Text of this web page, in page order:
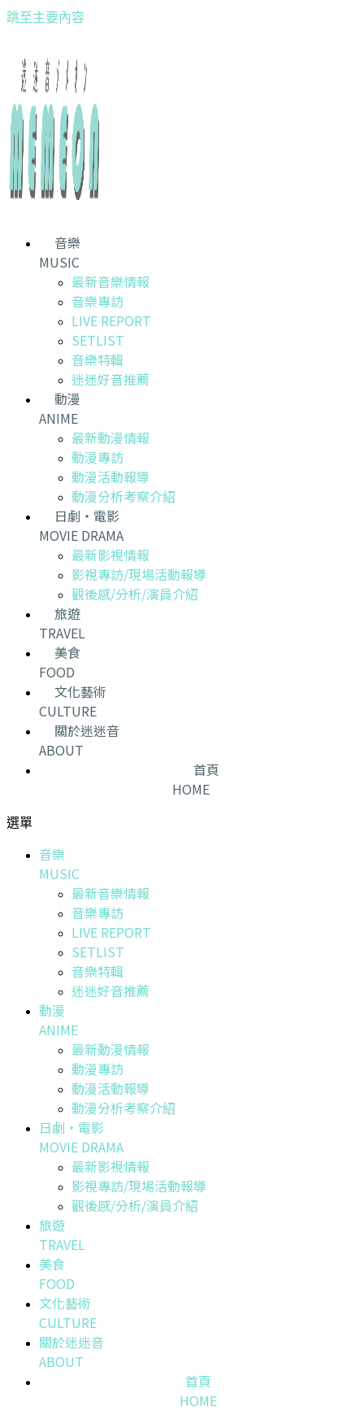
跳至主要內容
音樂
MUSIC
最新音樂情報
音樂專訪
LIVE REPORT
SETLIST
音樂特輯
迷迷好音推薦
動漫
ANIME
最新動漫情報
動漫專訪
動漫活動報導
動漫分析考察介紹
日劇・電影
MOVIE DRAMA
最新影視情報
影視專訪/現場活動報導
觀後感/分析/演員介紹
旅遊
TRAVEL
美食
FOOD
文化藝術
CULTURE
關於迷迷音
ABOUT
首頁
HOME
選單
音樂
MUSIC
最新音樂情報
音樂專訪
LIVE REPORT
SETLIST
音樂特輯
迷迷好音推薦
動漫
ANIME
最新動漫情報
動漫專訪
動漫活動報導
動漫分析考察介紹
日劇・電影
MOVIE DRAMA
最新影視情報
影視專訪/現場活動報導
觀後感/分析/演員介紹
旅遊
TRAVEL
美食
FOOD
文化藝術
CULTURE
關於迷迷音
ABOUT
首頁
HOME